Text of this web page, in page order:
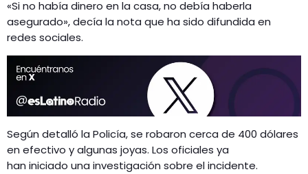
«Si no había dinero en la casa, no debía haberla
asegurado», decía la nota que ha sido difundida en
redes sociales.
Según detalló la Policía, se robaron cerca de 400 dólares
en efectivo y algunas joyas. Los oficiales ya
han iniciado una investigación sobre el incidente.